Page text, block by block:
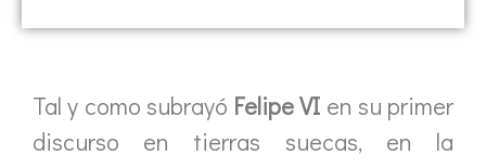
Tal y como subrayó Felipe VI en su primer
discurso en tierras suecas, en la